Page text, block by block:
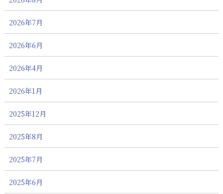
2026年7月
2026年6月
2026年4月
2026年1月
2025年12月
2025年8月
2025年7月
2025年6月